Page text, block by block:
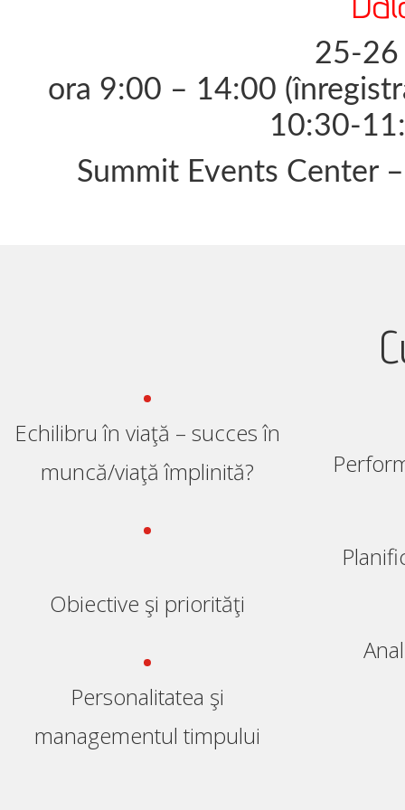
25-26
ora 9:00 – 14:00
10:30-
Summit Events Center
Echilibru în viaţă – succes în
muncă/viaţă împlinită?
Obiective şi priorităţi
Personalitatea şi
managementul timpului